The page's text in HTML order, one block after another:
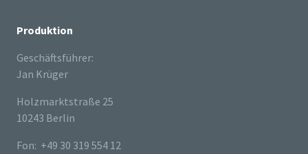
Produktion
Geschäftsführer:
Jan Krüger
Holzmarktstraße 25
10243 Berlin
Fon: +49 30 319 554 12